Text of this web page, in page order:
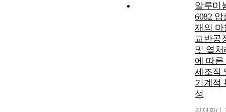
알루미
6082 압
재의 마
교반공
및 열처
에 따른
세조직
기계적
성